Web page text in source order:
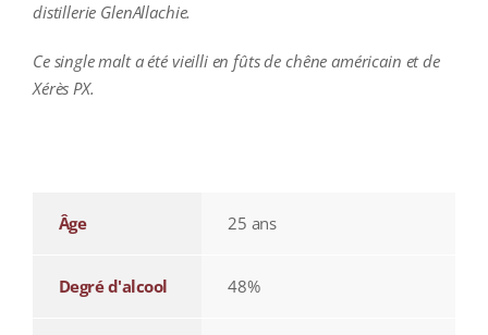
distillerie GlenAllachie.
Ce single malt a été vieilli en fûts de chêne américain et de
Xérès PX.
Âge 25 ans
Degré d'alcool 48%